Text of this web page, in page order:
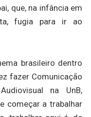
que, na infância em
fugia para ir ao
brasileiro dentro
fazer Comunicação
na UnB,
começar a trabalhar